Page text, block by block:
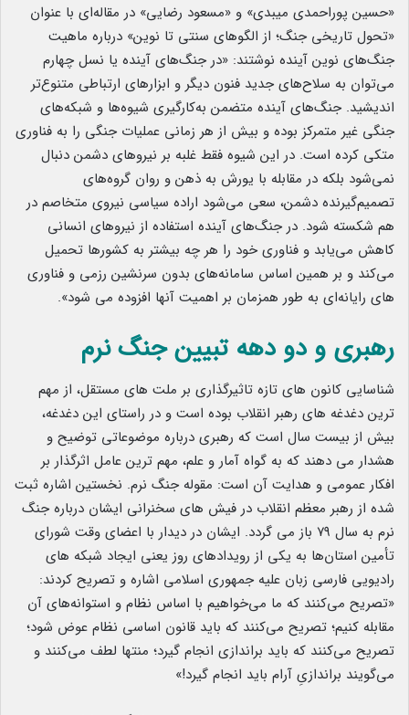
«حسین پوراحمدی میبدی» و «مسعود رضایی» در مقاله‌ای با عنوان
«تحول تاریخی جنگ؛ از الگوهای سنتی تا نوین» درباره ماهیت
جنگ‌های نوین آینده نوشتند: «در جنگ‌های آینده یا نسل چهارم
می‌توان به سلاح‌های جدید فنون دیگر و ابزارهای ارتباطی متنوع‌تر
اندیشید. جنگ‌های آینده متضمن به‌کارگیری شیوه‌ها و شبکه‌های
جنگی غیر متمرکز بوده و بیش از هر زمانی عملیات جنگی را به فناوری
متکی کرده است. در این شیوه فقط غلبه بر نیروهای دشمن دنبال
نمی‌شود بلکه در مقابله با یورش به ذهن و روان گروه‌های
تصمیم‌گیرنده دشمن، سعی می‌شود اراده سیاسی نیروی متخاصم در
هم شکسته شود. در جنگ‌های آینده استفاده از نیروهای انسانی
کاهش می‌یابد و فناوری خود را هر چه بیشتر به کشورها تحمیل
می‌کند و بر همین اساس سامانه‌های بدون سرنشین رزمی و فناوری
های رایانه‌ای به طور همزمان بر اهمیت آنها افزوده می شود».
رهبری و دو دهه تبیین جنگ نرم
شناسایی کانون های تازه تاثیرگذاری بر ملت های مستقل، از مهم
ترین دغدغه های رهبر انقلاب بوده است و در راستای این دغدغه،
بیش از بیست سال است که رهبری درباره موضوعاتی توضیح و
هشدار می دهند که به گواه آمار و علم، مهم ترین عامل اثرگذار بر
افکار عمومی و هدایت آن است: مقوله جنگ نرم. نخستین اشاره ثبت
شده از رهبر معظم انقلاب در فیش های سخنرانی ایشان درباره جنگ
نرم به سال ۷۹ باز می گردد. ایشان در دیدار با اعضای وقت شورای
تأمین استان‌ها به یکی از رویدادهای روز یعنی ایجاد شبکه های
رادیویی فارسی زبان علیه جمهوری اسلامی اشاره و تصریح کردند:
«تصریح می‌کنند که ما می‌خواهیم با اساس نظام و استوانه‌های آن
مقابله کنیم؛ تصریح می‌کنند که باید قانون اساسی نظام عوض شود؛
تصریح می‌کنند که باید براندازی انجام گیرد؛ منتها لطف می‌کنند و
می‌گویند براندازیِ آرام باید انجام گیرد!»